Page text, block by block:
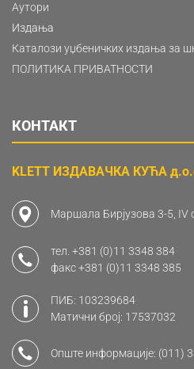
Аутори
Издања
Каталози уџбеничких издања за
ПОЛИТИКА ПРИВАТНОСТИ
КОНТАКТ
KLETT ИЗДАВАЧКА КУЋА
Маршала Бирјузова 3-5, IV
тел. +381 (0)11 3348 384
факс+381 (0)11 3348 385
ПИБ: 103239684
Матични број: 17537032
Опште информације: (011)